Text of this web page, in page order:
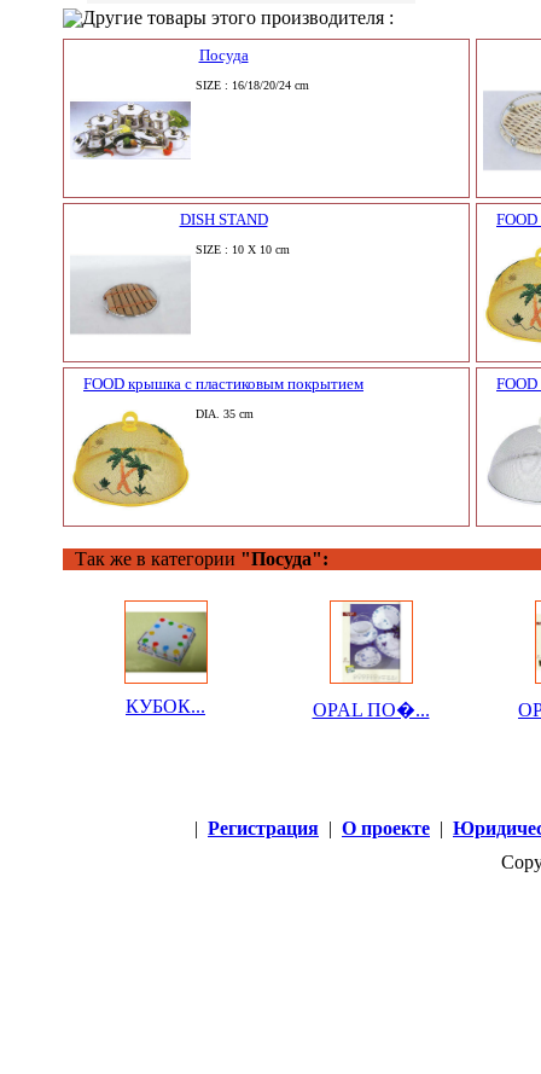
Другие товары этого производителя :
Посуда
SIZE : 16/18/20/24 cm
DISH STAND
SIZE : 10 X 10 cm
FOOD крышка с пластиковым покрытием
DIA. 35 cm
Так же в категории "Посуда":
КУБОК... OPAL ПО�...
| Регистрация | О проекте |